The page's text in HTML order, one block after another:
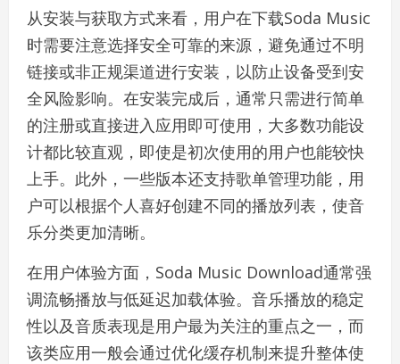
从安装与获取方式来看，用户在下载Soda Music
时需要注意选择安全可靠的来源，避免通过不明
链接或非正规渠道进行安装，以防止设备受到安
全风险影响。在安装完成后，通常只需进行简单
的注册或直接进入应用即可使用，大多数功能设
计都比较直观，即使是初次使用的用户也能较快
上手。此外，一些版本还支持歌单管理功能，用
户可以根据个人喜好创建不同的播放列表，使音
乐分类更加清晰。
在用户体验方面，Soda Music Download通常强
调流畅播放与低延迟加载体验。音乐播放的稳定
性以及音质表现是用户最为关注的重点之一，而
该类应用一般会通过优化缓存机制来提升整体使